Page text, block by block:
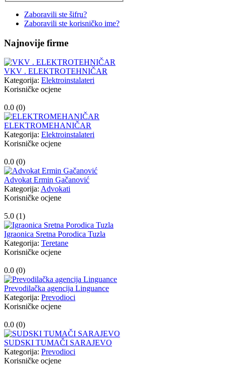
Zaboravili ste šifru?
Zaboravili ste korisničko ime?
Najnovije firme
VKV . ELEKTROTEHNIČAR
Kategorija: Elektroinstalateri
Korisničke ocjene
0.0 (0)
ELEKTROMEHANIČAR
Kategorija: Elektroinstalateri
Korisničke ocjene
0.0 (0)
Advokat Ermin Gačanović
Kategorija: Advokati
Korisničke ocjene
5.0 (1)
Igraonica Sretna Porodica Tuzla
Kategorija: Teretane
Korisničke ocjene
0.0 (0)
Prevodilačka agencija Linguance
Kategorija: Prevodioci
Korisničke ocjene
0.0 (0)
SUDSKI TUMAČI SARAJEVO
Kategorija: Prevodioci
Korisničke ocjene